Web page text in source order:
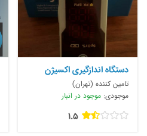
دستگاه اندازگیری اکسیژن
خون
تامین کننده (تهران)
موجودی: موجود در انبار
1.5